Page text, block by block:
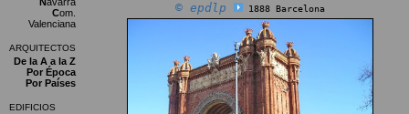
Com.
Valenciana
ARQUITECTOS
De la A a la Z
Por Época
Por Países
EDIFICIOS
© epdlp 1888 Barcelona